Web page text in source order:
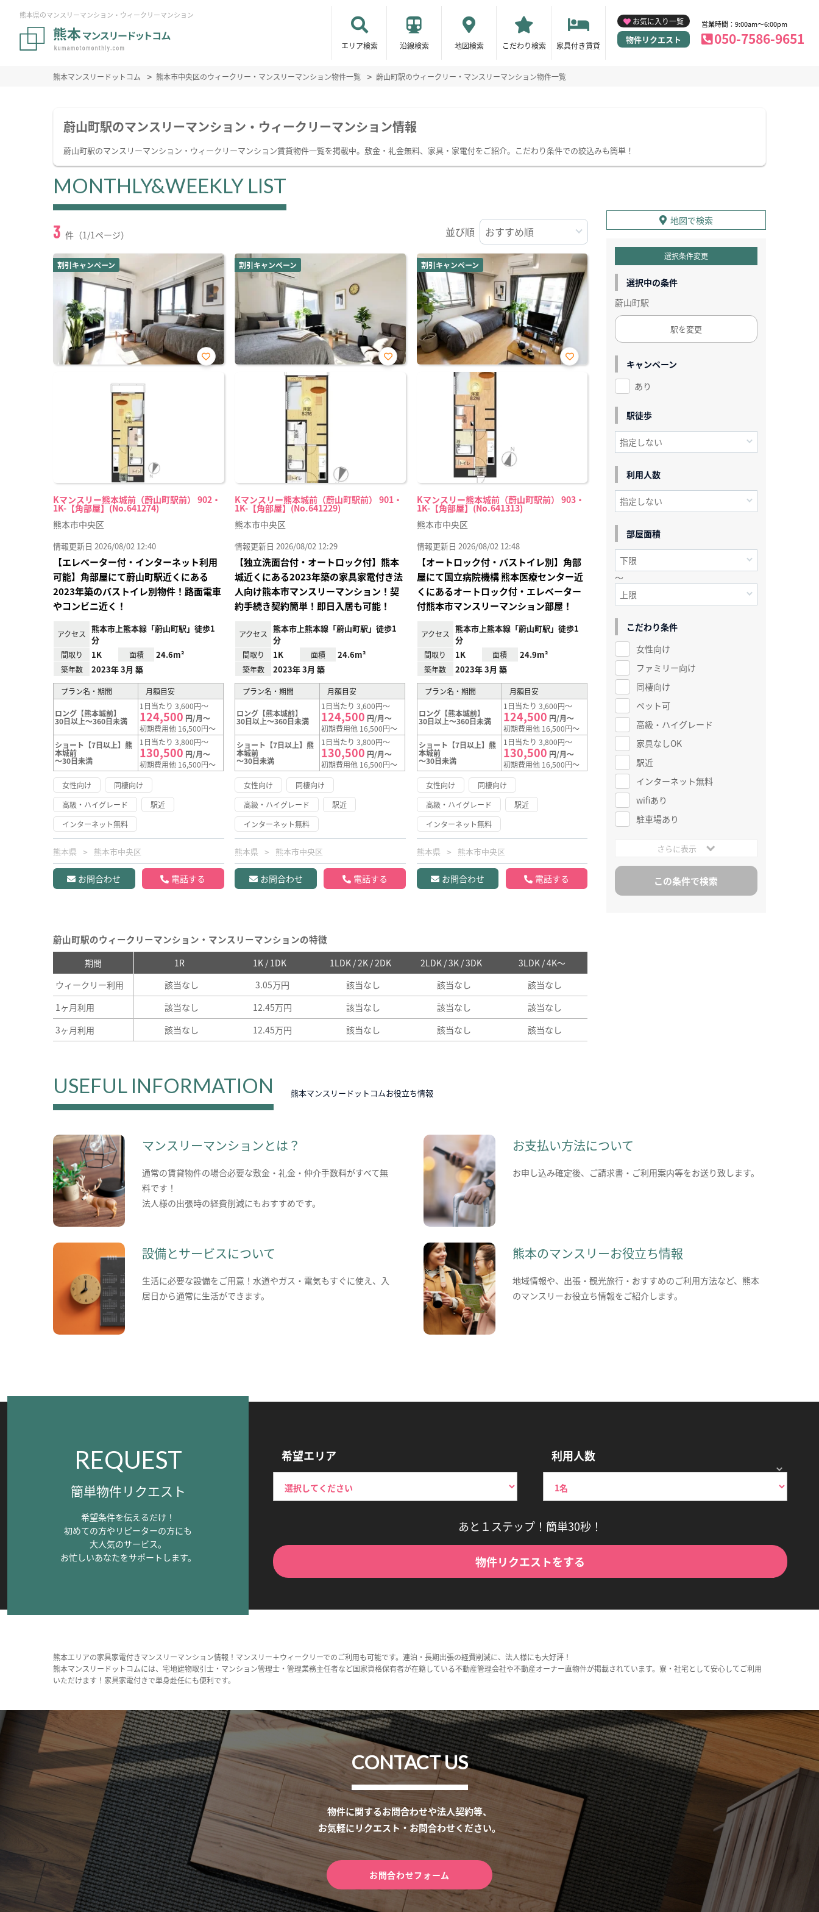
熊本県のマンスリーマンション・ウィークリーマンション
エリア検索 沿線検索 地図検索 こだわり検索 家具付き賃貸
お気に入り一覧
物件リクエスト
営業時間：9:00am～6:00pm
050-7586-9651
熊本マンスリードットコム 熊本市中央区のウィークリー・マンスリーマンション物件一覧 蔚山町駅のウィークリー・マンスリーマンション物件一覧
蔚山町駅のマンスリーマンション・ウィークリーマンション情報
蔚山町駅のマンスリーマンション・ウィークリーマンション賃貸物件一覧を掲載中。敷金・礼金無料、家具・家電付をご紹介。こだわり条件での絞込みも簡単！
MONTHLY&WEEKLY LIST
3 件（1/1ページ） 並び順
割引キャンペーン
Kマンスリー熊本城前（蔚山町駅前） 902・
1K-【角部屋】(No.641274)
お気
熊本市中央区
情報更新日 2026/08/02 12:40
【エレベーター付・インターネット利用
可能】角部屋にて蔚山町駅近くにある
2023年築のバストイレ別物件！路面電車
やコンビニ近く！
アクセス
熊本市上熊本線「蔚山町駅」徒歩1
分
間取り 1K 面積 24.6m²
築年数 2023年 3月 築
プラン名・期間 月額目安
ロング【熊本城前】
30日以上～360日未満
1日当たり 3,600円～
124,500 円/月～
初期費用他 16,500円～
ショート【7日以上】熊
本城前
～30日未満
1日当たり 3,800円～
130,500 円/月～
初期費用他 16,500円～
女性向け
同棲向け
高級・ハイグレード
駅近
インターネット無料
熊本県 熊本市中央区
お問合わせ 電話する
割引キャンペーン
Kマンスリー熊本城前（蔚山町駅前） 901・
1K-【角部屋】(No.641229)
お気
熊本市中央区
情報更新日 2026/08/02 12:29
【独立洗面台付・オートロック付】熊本
城近くにある2023年築の家具家電付き法
人向け熊本市マンスリーマンション！契
約手続き契約簡単！即日入居も可能！
アクセス
熊本市上熊本線「蔚山町駅」徒歩1
分
間取り 1K 面積 24.6m²
築年数 2023年 3月 築
プラン名・期間 月額目安
ロング【熊本城前】
30日以上～360日未満
1日当たり 3,600円～
124,500 円/月～
初期費用他 16,500円～
ショート【7日以上】熊
本城前
～30日未満
1日当たり 3,800円～
130,500 円/月～
初期費用他 16,500円～
女性向け
同棲向け
高級・ハイグレード
駅近
インターネット無料
熊本県 熊本市中央区
お問合わせ 電話する
割引キャンペーン
Kマンスリー熊本城前（蔚山町駅前） 903・
1K-【角部屋】(No.641313)
お気
熊本市中央区
情報更新日 2026/08/02 12:48
【オートロック付・バストイレ別】角部
屋にて国立病院機構 熊本医療センター近
くにあるオートロック付・エレベーター
付熊本市マンスリーマンション部屋！
アクセス
熊本市上熊本線「蔚山町駅」徒歩1
分
間取り 1K 面積 24.9m²
築年数 2023年 3月 築
プラン名・期間 月額目安
ロング【熊本城前】
30日以上～360日未満
1日当たり 3,600円～
124,500 円/月～
初期費用他 16,500円～
ショート【7日以上】熊
本城前
～30日未満
1日当たり 3,800円～
130,500 円/月～
初期費用他 16,500円～
女性向け
同棲向け
高級・ハイグレード
駅近
インターネット無料
熊本県 熊本市中央区
お問合わせ 電話する
蔚山町駅のウィークリーマンション・マンスリーマンションの特徴
期間 1R 1K / 1DK 1LDK / 2K / 2DK 2LDK / 3K / 3DK
3LDK / 4K～
ウィークリー利用
該当なし 3.05万円 該当なし 該当なし
該当なし
1ヶ月利用
該当なし 12.45万円 該当なし 該当なし
該当なし
3ヶ月利用
該当なし 12.45万円 該当なし 該当なし 該当なし
地図で検索
選択条件変更
選択中の条件
蔚山町駅
駅を変更
キャンペーン
あり
駅徒歩
利用人数
部屋面積
～
こだわり条件
女性向け
ファミリー向け
同棲向け
ペット可
高級・ハイグレード
家具なしOK
駅近
インターネット無料
wifiあり
駐車場あり
さらに表示
USEFUL INFORMATION 熊本マンスリードットコムお役立ち情報
マンスリーマンションとは？
通常の賃貸物件の場合必要な敷金・礼金・仲介手数料がすべて無
料です！
法人様の出張時の経費削減にもおすすめです。
お支払い方法について
お申し込み確定後、ご請求書・ご利用案内等をお送り致します。
設備とサービスについて
生活に必要な設備をご用意！水道やガス・電気もすぐに使え、入
居日から通常に生活ができます。
熊本のマンスリーお役立ち情報
地域情報や、出張・観光旅行・おすすめのご利用方法など、熊本
のマンスリーお役立ち情報をご紹介します。
REQUEST
簡単物件リクエスト
希望条件を伝えるだけ！
初めての方やリピーターの方にも
大人気のサービス。
お忙しいあなたをサポートします。
希望エリア 利用人数
あと１ステップ！簡単30秒！
物件リクエストをする
熊本エリアの家具家電付きマンスリーマンション情報！マンスリー＋ウィークリーでのご利用も可能です。連泊・長期出張の経費削減に、法人様にも大好評！
熊本マンスリードットコムには、宅地建物取引士・マンション管理士・管理業務主任者など国家資格保有者が在籍している不動産管理会社や不動産オーナー直物件が掲載されています。寮・社宅として安心してご利用
いただけます！家具家電付きで単身赴任にも便利です。
CONTACT US
物件に関するお問合わせや法人契約等、
お気軽にリクエスト・お問合わせください。
お問合わせフォーム